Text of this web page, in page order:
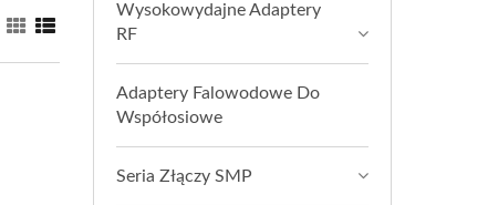
Wysokowydajne Adaptery
RF
Adaptery Falowodowe Do
Współosiowe
Seria Złączy SMP